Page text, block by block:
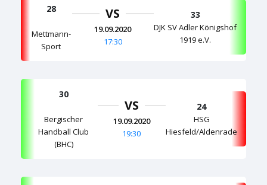
28
Mettmann-
Sport
VS
19.09.2020
17:30
33
DJK SV Adler Königshof
1919 e.V.
30
Bergischer
Handball Club
(BHC)
VS
19.09.2020
19:30
24
HSG
Hiesfeld/Aldenrade